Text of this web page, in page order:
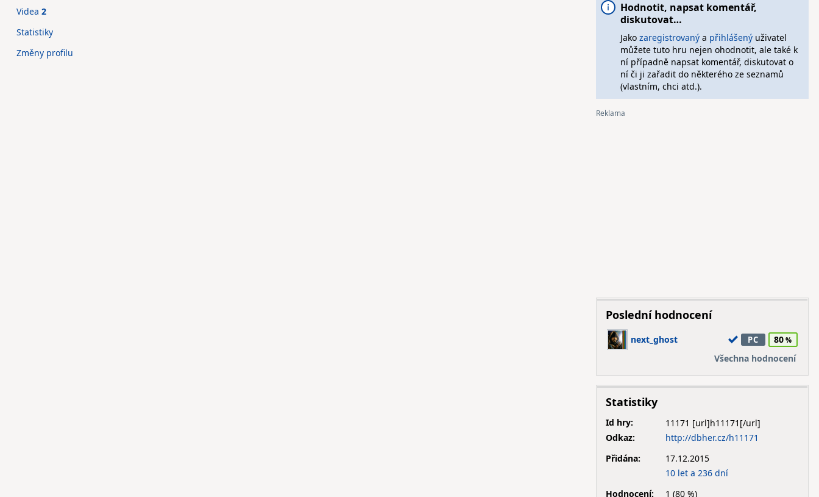
Videa 2
Statistiky
Změny profilu
Hodnotit, napsat komentář,
diskutovat…
Jako zaregistrovanýa přihlášenýuživatel
můžete tuto hru nejen ohodnotit, ale také k
ní případně napsat komentář, diskutovat o
ní či ji zařadit do některého ze seznamů
(vlastním, chci atd.).
Poslední hodnocení
next_ghost PC
80
Všechna hodnocení
Statistiky
Id hry:
11171
Odkaz:
http://dbher.cz/h11171
Přidána:
17.12.2015
10 let a 236 dní
Hodnocení:
1 (80 %)